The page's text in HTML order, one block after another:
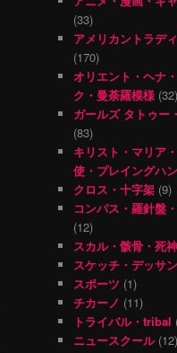
(33)
アメリカントラデ
(170)
オリエント・ヘナ
ク・曼荼羅模様 (32)
ガールズ タトゥ
(83)
キリスト・マリア
使・プレイングハ
クロス・十字架 (9)
コンパス・羅針盤
(12)
スカル・骸骨・死
スケッチ・デッサ
スポーツ (1)
チカーノ (11)
トライバル・tribal
ニュースクール(12)